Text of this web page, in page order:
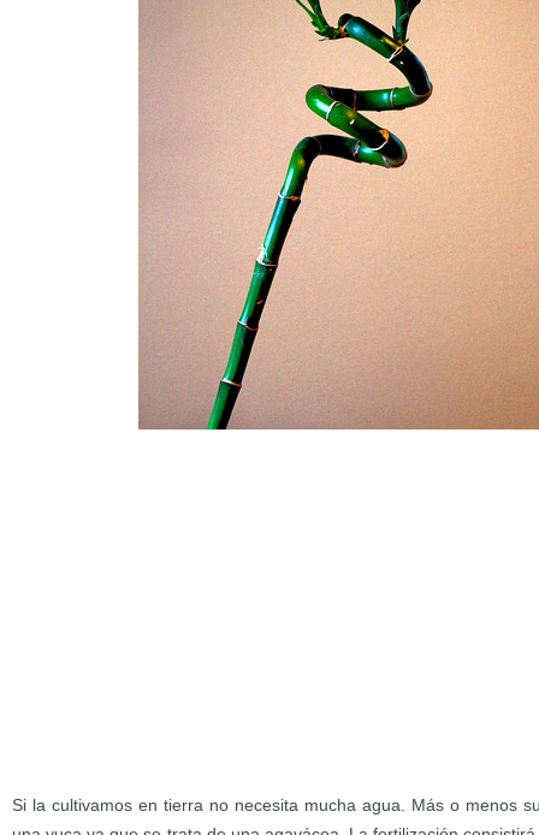
Si la cultivamos en tierra no necesita mucha agua. Más o menos